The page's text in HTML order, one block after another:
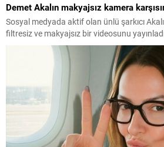
Demet Akalın makyajsız kamera
Sosyal medyada aktif olan ünlü şarkıcı
filtresiz ve makyajsız bir videosunu